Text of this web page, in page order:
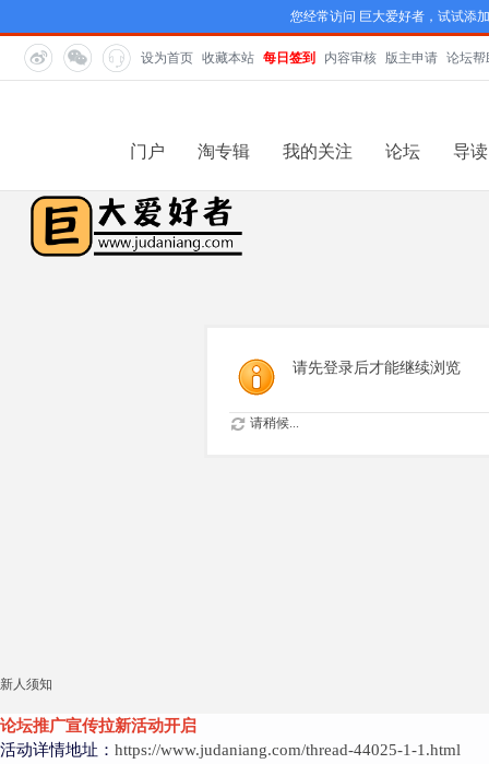
您经常访问 巨大爱好者，试试添
设为首页 收藏本站 每日签到 内容审核 版主申请 论坛帮
门户 淘专辑 我的关注 论坛 导读
请先登录后才能继续浏览
请稍候...
新人须知
论坛推广宣传拉新活动开启
活动详情地址： https://www.judaniang.com/thread-44025-1-1.html